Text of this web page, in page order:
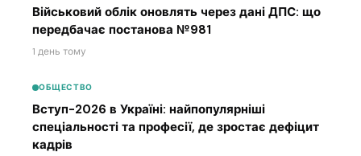
Військовий облік оновлять через дані ДПС: що
передбачає постанова №981
1 день тому
ОБЩЕСТВО
Вступ-2026 в Україні: найпопулярніші
спеціальності та професії, де зростає дефіцит
кадрів